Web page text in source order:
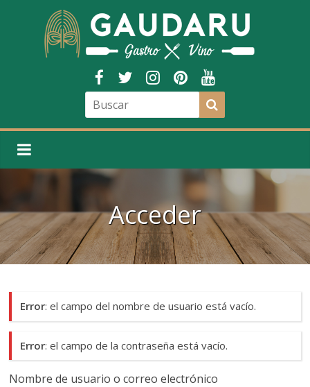
Acceder
Error: el campo del nombre de usuario está vacío.
Error: el campo de la contraseña está vacío.
Nombre de usuario o correo electrónico